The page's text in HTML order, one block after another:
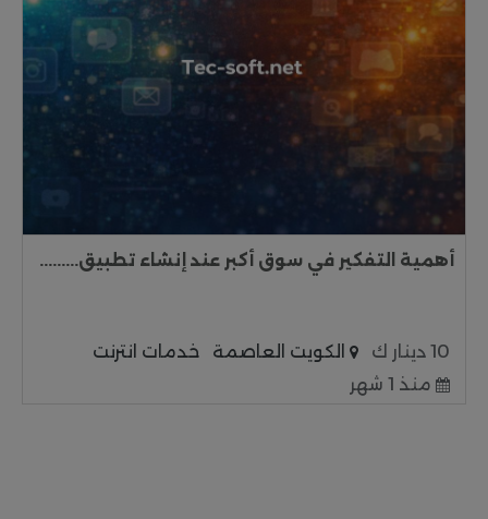
أهمية التفكير في سوق أكبر عند إنشاء تطبيق.........
10 دينار ك الكويت العاصمة
خدمات انترنت
منذ 1 شهر